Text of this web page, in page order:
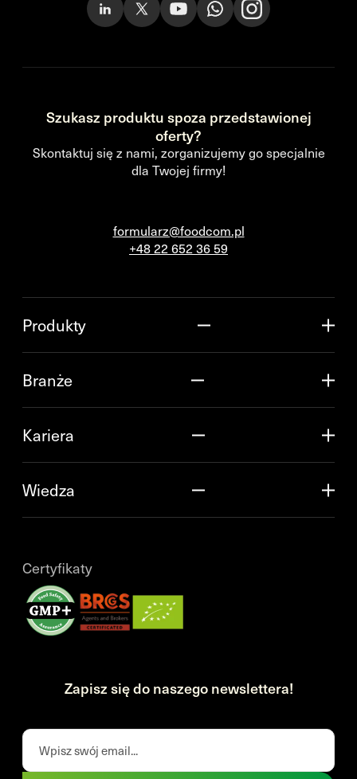
Szukasz produktu spoza przedstawionej
oferty?
Skontaktuj się z nami, zorganizujemy go specjalnie
dla Twojej firmy!
formularz@foodcom.pl
+48 22 652 36 59
Produkty
Branże
Kariera
Wiedza
Certyfikaty
Zapisz się do naszego newslettera!